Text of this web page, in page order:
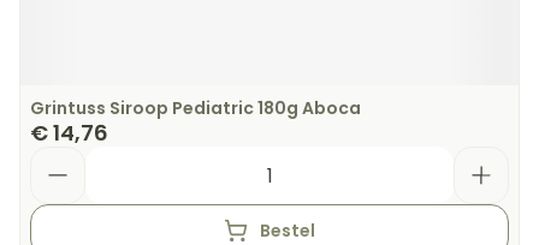
Grintuss Siroop Pediatric 180g Aboca
€ 14,76
Bestel